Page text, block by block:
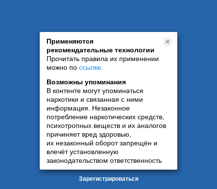
Применяются
рекомендательные технологии
Прочитать правила их применении
можно по ссылке
Возможны упоминания
В контенте могут упоминаться
наркотики и связанная с ними
информация. Незаконное
потребление наркотических средств,
психотропных веществ и их аналогов
причиняет вред здоровью,
их незаконный оборот запрещён и
влечёт установленную
законодательством ответственность
Зарегистрироваться